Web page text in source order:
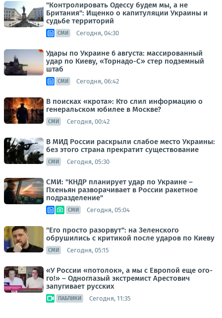
"Контролировать Одессу будем мы, а не
Британия": Ищенко о капитуляции Украины и
судьбе территорий
СМИ Сегодня, 04:30
Удары по Украине 6 августа: массированный
удар по Киеву, «Торнадо-С» стер подземный
штаб
СМИ Сегодня, 06:42
В поисках «крота»: Кто слил информацию о
генеральском юбилее в Москве?
СМИ Сегодня, 00:42
В МИД России раскрыли слабое место Украины:
без этого страна прекратит существование
СМИ Сегодня, 05:30
СМИ: "КНДР планирует удар по Украине –
Пхеньян разворачивает в России ракетное
подразделение"
СМИ Сегодня, 05:04
"Его просто разорвут": на Зеленского
обрушились с критикой после ударов по Киеву
СМИ Сегодня, 05:15
«У России «потолок», а мы с Европой еще ого-
го!» – Одноглазый экстремист Арестович
запугивает русских
ПАБЛИКИ Сегодня, 11:35